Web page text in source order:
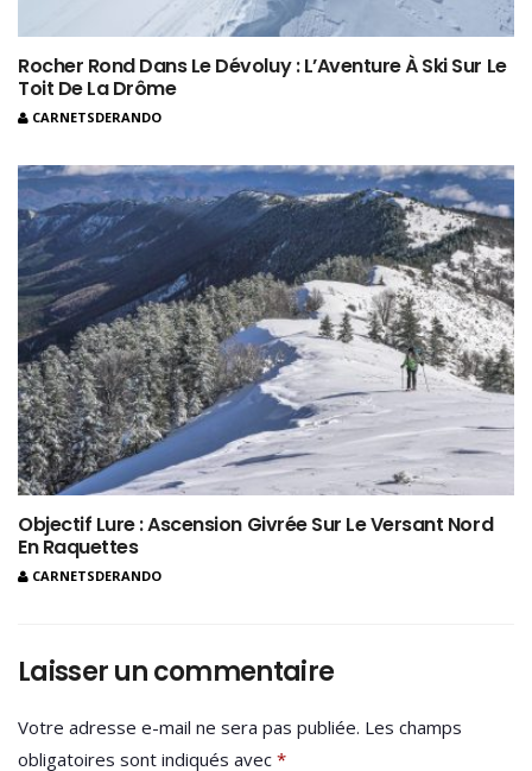
Rocher Rond Dans Le Dévoluy : L’Aventure À Ski Sur Le
Toit De La Drôme
CARNETSDERANDO
Objectif Lure : Ascension Givrée Sur Le Versant Nord
En Raquettes
CARNETSDERANDO
Laisser un commentaire
Votre adresse e-mail ne sera pas publiée. Les champs
obligatoires sont indiqués avec *